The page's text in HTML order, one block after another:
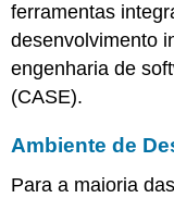
ferramentas
desenvolvimento
engenharia de
(CASE).
Ambiente de
Para a maioria